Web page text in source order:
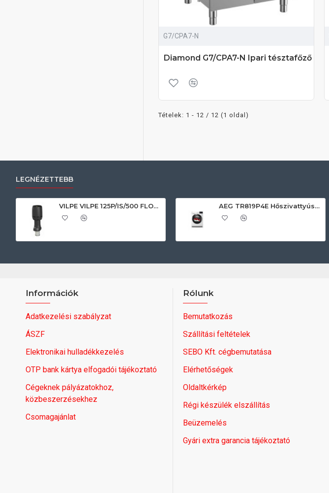
G7/CPA7-N
Diamond G7/CPA7-N Ipari tésztafőző
Tételek: 1 - 12 / 12 (1 oldal)
LEGNÉZETTEBB
VILPE VILPE 125P/IS/500 FLOW tetőszellőző, fekete Szellőztető ventilátor tartozékok AEG TR819P4E Hőszivattyús szárítógép
Információk
Adatkezelési szabályzat
ÁSZF
Elektronikai hulladékkezelés
OTP bank kártya elfogadói tájékoztató
Cégeknek pályázatokhoz,
közbeszerzésekhez
Csomagajánlat
Rólunk
Bemutatkozás
Szállítási feltételek
SEBO Kft. cégbemutatása
Elérhetőségek
Oldaltkérkép
Régi készülék elszállítás
Beüzemelés
Gyári extra garancia tájékoztató